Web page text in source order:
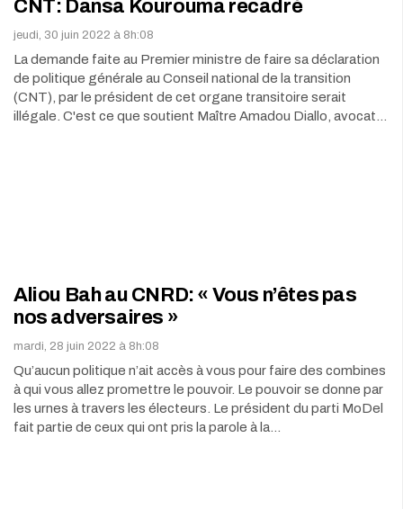
CNT: Dansa Kourouma recadré
jeudi, 30 juin 2022 à 8h:08
La demande faite au Premier ministre de faire sa déclaration
de politique générale au Conseil national de la transition
(CNT), par le président de cet organe transitoire serait
illégale. C'est ce que soutient Maître Amadou Diallo, avocat…
Aliou Bah au CNRD: « Vous n’êtes pas
nos adversaires »
mardi, 28 juin 2022 à 8h:08
Qu’aucun politique n’ait accès à vous pour faire des combines
à qui vous allez promettre le pouvoir. Le pouvoir se donne par
les urnes à travers les électeurs. Le président du parti MoDel
fait partie de ceux qui ont pris la parole à la…